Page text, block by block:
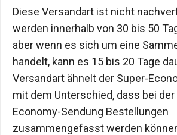
Diese Versandart ist nicht
werden innerhalb von 30 bis 50
aber wenn es sich um eine
handelt, kann es 15 bis 20 Tage
Versandart ähnelt der Super-
mit dem Unterschied, dass bei der
Economy-Sendung Bestellungen
zusammengefasst werden